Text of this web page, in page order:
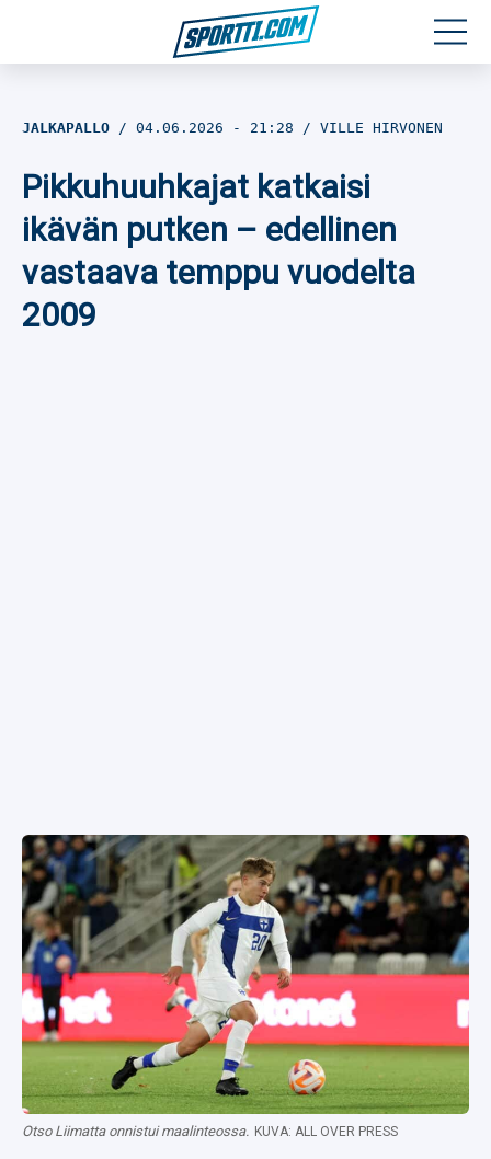
Jalkapallo
Yleisurheilu
Talviurheilu
JALKAPALLO 04.06.2026 - 21:28 VILLE HIRVONEN
Pikkuhuuhkajat katkaisi
ikävän putken – edellinen
vastaava temppu vuodelta
2009
Otso Liimatta onnistui maalinteossa. KUVA: ALL OVER PRESS